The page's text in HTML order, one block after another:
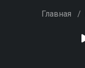
Главная /